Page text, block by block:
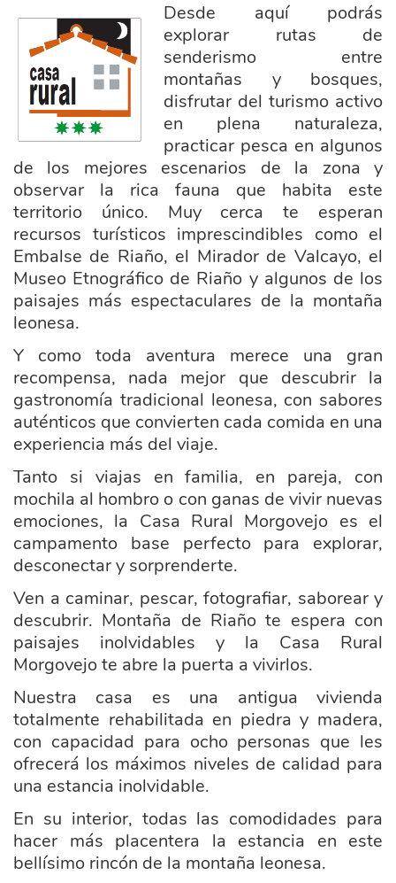
casa_rrural_3_estrellas.pngDesde aquí podrás
explorar rutas de
senderismo entre
montañas y bosques,
disfrutar del turismo activo
en plena naturaleza,
practicar pesca en algunos
de los mejores escenarios de la zona y
observar la rica fauna que habita este
territorio único. Muy cerca te esperan
recursos turísticos imprescindibles como el
Embalse de Riaño, el Mirador de Valcayo, el
Museo Etnográfico de Riaño y algunos de los
paisajes más espectaculares de la montaña
leonesa.
Y como toda aventura merece una gran
recompensa, nada mejor que descubrir la
gastronomía tradicional leonesa, con sabores
auténticos que convierten cada comida en una
experiencia más del viaje.
Tanto si viajas en familia, en pareja, con
mochila al hombro o con ganas de vivir nuevas
emociones, la Casa Rural Morgovejo es el
campamento base perfecto para explorar,
desconectar y sorprenderte.
Ven a caminar, pescar, fotografiar, saborear y
descubrir. Montaña de Riaño te espera con
paisajes inolvidables y la Casa Rural
Morgovejo te abre la puerta a vivirlos.
Nuestra casa es una antigua vivienda
totalmente rehabilitada en piedra y madera,
con capacidad para ocho personas que les
ofrecerá los máximos niveles de calidad para
una estancia inolvidable.
En su interior, todas las comodidades para
hacer más placentera la estancia en este
bellísimo rincón de la montaña leonesa.